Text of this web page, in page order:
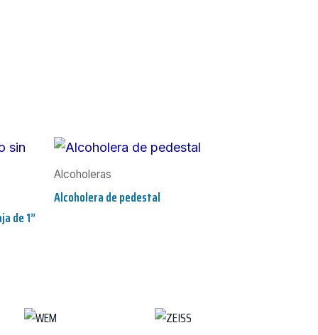
de 1”
Alcoholeras
Alcoholera de pedestal